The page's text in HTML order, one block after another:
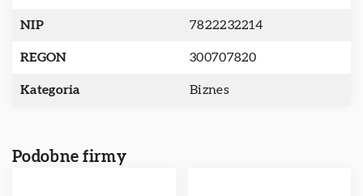
NIP 7822232214
REGON 300707820
Kategoria Biznes
Podobne firmy